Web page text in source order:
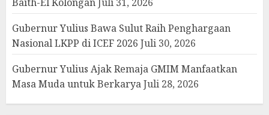
Gubernur Yulius Bawa Sulut Raih Penghargaan
Nasional LKPP di ICEF 2026 Juli 30, 2026
Gubernur Yulius Ajak Remaja GMIM Manfaatkan
Masa Muda untuk BerkaryaJuli 28, 2026